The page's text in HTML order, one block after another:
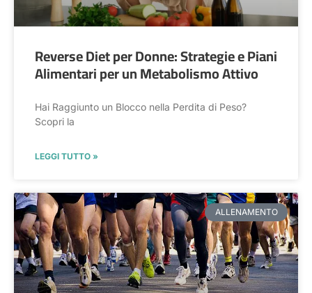
Reverse Diet per Donne: Strategie e Piani
Alimentari per un Metabolismo Attivo
Hai Raggiunto un Blocco nella Perdita di Peso?
Scopri la
LEGGI TUTTO »
ALLENAMENTO